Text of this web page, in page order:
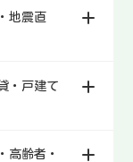
地震直
・戸建て
高齢者・